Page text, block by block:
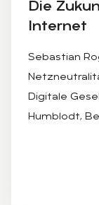
Die
In­ter­net
Sebastian
Digitale
Humblodt,